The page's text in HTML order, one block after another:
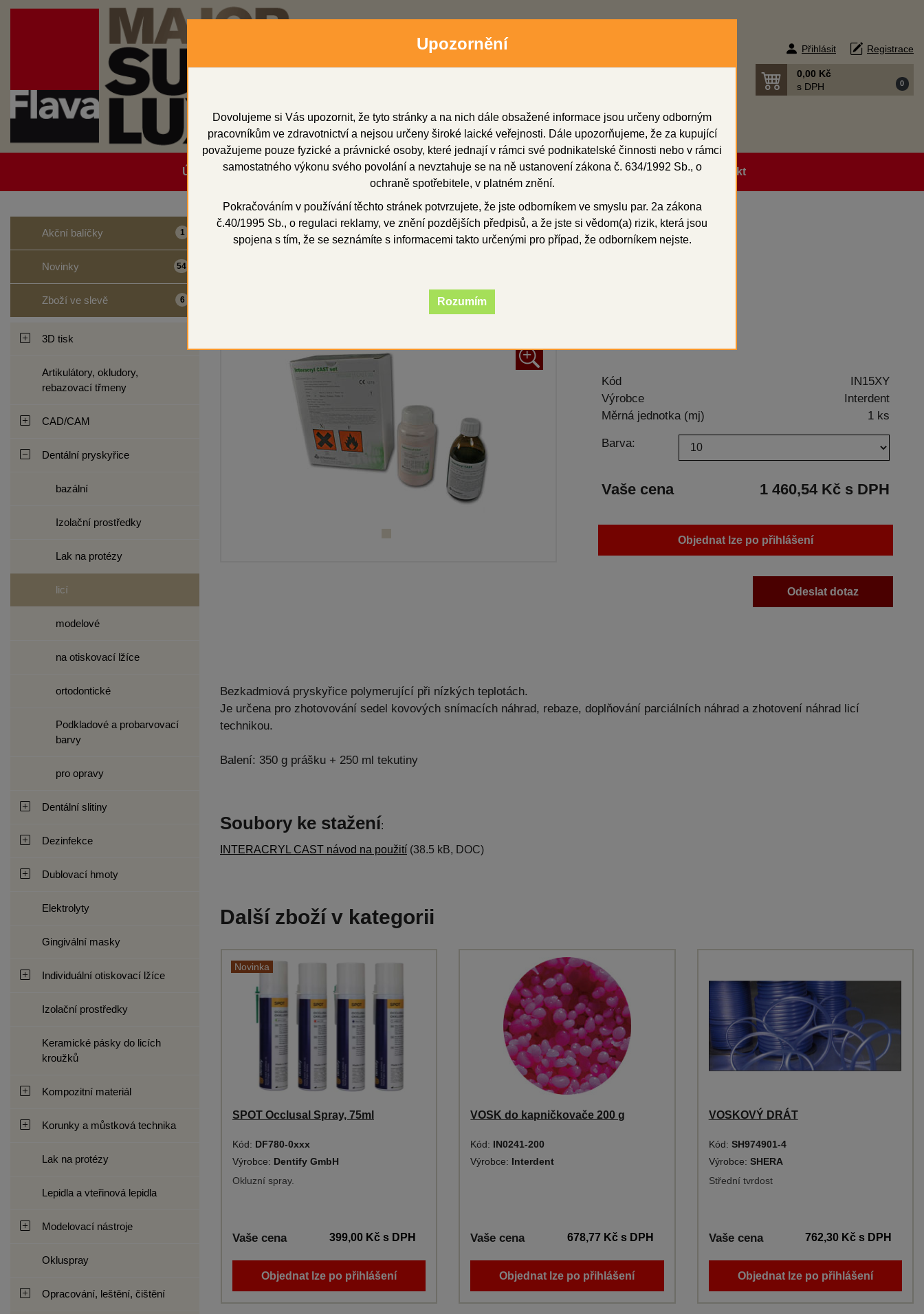
Přihlásit Registrace
0,00 Kč
s DPH
0
Úvodní strana Obchodní zástupci Soubory ke stažení O firmě Obchodní podmínky Kontakt
Akční balíčky 1
Novinky 54
Zboží ve slevě 6
3D tisk
Artikulátory, okludory,
rebazovací třmeny
CAD/CAM
Dentální pryskyřice
bazální
Izolační prostředky
Lak na protézy
licí
modelové
na otiskovací lžíce
ortodontické
Podkladové a probarvovací
barvy
pro opravy
Dentální slitiny
Dezinfekce
Dublovací hmoty
Elektrolyty
Gingivální masky
Individuální otiskovací lžíce
Izolační prostředky
Keramické pásky do licích
kroužků
Kompozitní materiál
Korunky a můstková technika
Lak na protézy
Lepidla a vteřinová lepidla
Modelovací nástroje
Okluspray
Opracování, leštění, čištění
Domů Dentální pryskyřice licí INTERACRYL CAST sada
+
Kód
IN15XY
Výrobce
Interdent
Měrná jednotka (mj)
1 ks
Barva:
Vaše cena 1 460,54 Kč s DPH
Objednat lze po přihlášení
Odeslat dotaz
Bezkadmiová pryskyřice polymerující při nízkých teplotách.
Je určena pro zhotovování sedel kovových snímacích náhrad, rebaze, doplňování parciálních náhrad a zhotovení náhrad licí
technikou.
Balení: 350 g prášku + 250 ml tekutiny
Soubory ke stažení:
INTERACRYL CAST návod na použití (38.5 kB, DOC)
Další zboží v kategorii
Novinka
SPOT Occlusal Spray, 75ml
Kód: DF780-0xxx
Výrobce: Dentify GmbH
Okluzní spray.
Vaše cena 399,00 Kčs DPH
Objednat lze po přihlášení
VOSK do kapničkovače 200 g
Kód: IN0241-200
Výrobce: Interdent
Vaše cena 678,77 Kč s DPH
Objednat lze po přihlášení
VOSKOVÝ DRÁT
Kód: SH974901-4
Výrobce: SHERA
Střední tvrdost
Vaše cena 762,30 Kč s DPH
Objednat lze po přihlášení
Upozornění
Dovolujeme si Vás upozornit, že tyto stránky a na nich dále obsažené informace jsou určeny odborným
pracovníkům ve zdravotnictví a nejsou určeny široké laické veřejnosti. Dále upozorňujeme, že za kupující
považujeme pouze fyzické a právnické osoby, které jednají v rámci své podnikatelské činnosti nebo v rámci
samostatného výkonu svého povolání a nevztahuje se na ně ustanovení zákona č. 634/1992 Sb., o
ochraně spotřebitele, v platném znění.
Pokračováním v používání těchto stránek potvrzujete, že jste odborníkem ve smyslu par. 2a zákona
č.40/1995 Sb., o regulaci reklamy, ve znění pozdějších předpisů, a že jste si vědom(a) rizik, která jsou
spojena s tím, že se seznámíte s informacemi takto určenými pro případ, že odborníkem nejste.
Rozumím